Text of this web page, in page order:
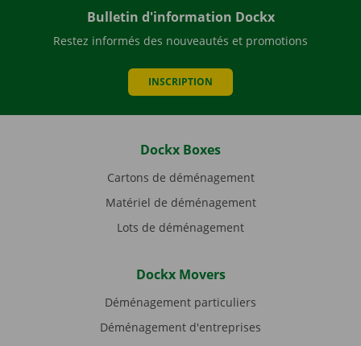
Bulletin d'information Dockx
Restez informés des nouveautés et promotions
INSCRIPTION
Dockx Boxes
Cartons de déménagement
Matériel de déménagement
Lots de déménagement
Dockx Movers
Déménagement particuliers
Déménagement d'entreprises